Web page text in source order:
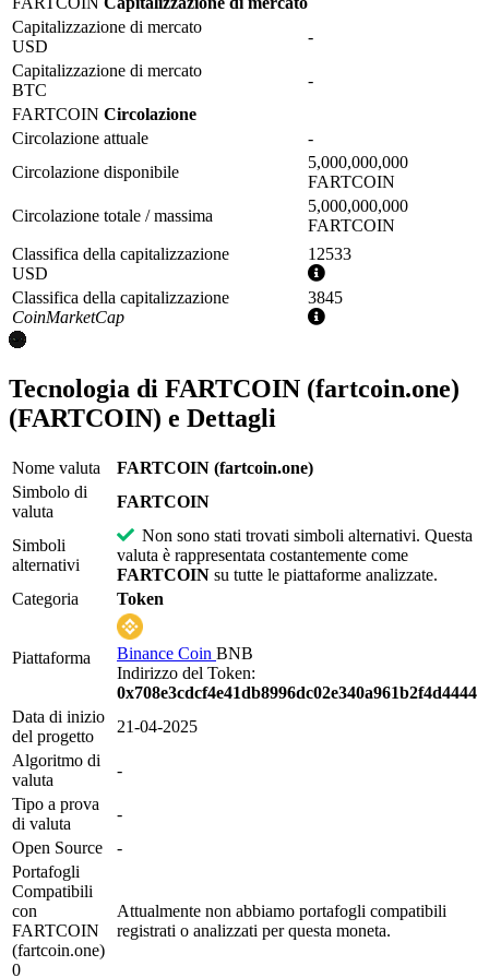
Capitalizzazione di mercato
USD
-
Capitalizzazione di mercato
BTC
-
FARTCOIN Circolazione
Circolazione attuale
-
Circolazione disponibile
5,000,000,000
FARTCOIN
Circolazione totale / massima
5,000,000,000
FARTCOIN
Classifica della capitalizzazione
USD
12533
Ulteriori
informazioni
Classifica della capitalizzazione
CoinMarketCap
3845
Ulteriori
Tecnologia di FARTCOIN (fartcoin.one)
(FARTCOIN) e Dettagli
Nome valuta
FARTCOIN (fartcoin.one)
Simbolo di
valuta
FARTCOIN
Simboli
alternativi
Non sono stati trovati simboli alternativi. Questa
valuta è rappresentata costantemente come
FARTCOIN su tutte le piattaforme analizzate.
Categoria
Token
Piattaforma Binance Coin BNB
Indirizzo del Token:
0x708e3cdcf4e41db8996dc02e340a961b2f4d4444
Data di inizio
del progetto
21-04-2025
Algoritmo di
valuta
-
Tipo a prova
di valuta
-
Open Source
-
Portafogli
Compatibili
con
FARTCOIN
(fartcoin.one)
0
Attualmente non abbiamo portafogli compatibili
registrati o analizzati per questa moneta.